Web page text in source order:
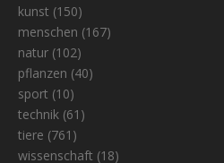
kunst (150)
menschen (167)
natur (102)
pflanzen (40)
sport (10)
technik (61)
tiere (761)
wissenschaft (18)